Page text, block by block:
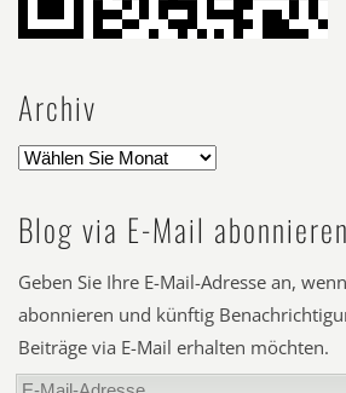
Archiv
Blog via E-Mail abonnieren
Geben Sie Ihre E-Mail-Adresse an,
abonnieren und künftig
Beiträge via E-Mail erhalten möchten.
E-